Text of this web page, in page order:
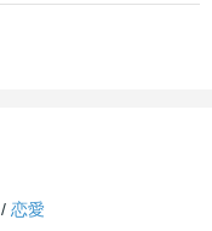
/恋愛